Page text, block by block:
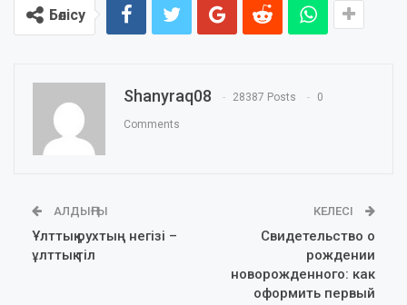
Бөлісу
Shanyraq08 28387 Posts 0
Comments
АЛДЫҢҒЫ
Ұлттық рухтың негiзi –
ұлттық тiл
КЕЛЕСІ
Свидетельство о
рождении
новорожденного: как
оформить первый